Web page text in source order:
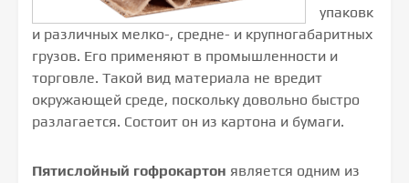
упаковк
и различных мелко-, средне- и крупногабаритных
грузов. Его применяют в промышленности и
торговле. Такой вид материала не вредит
окружающей среде, поскольку довольно быстро
разлагается. Состоит он из картона и бумаги.
Пятислойный гофрокартон является одним из